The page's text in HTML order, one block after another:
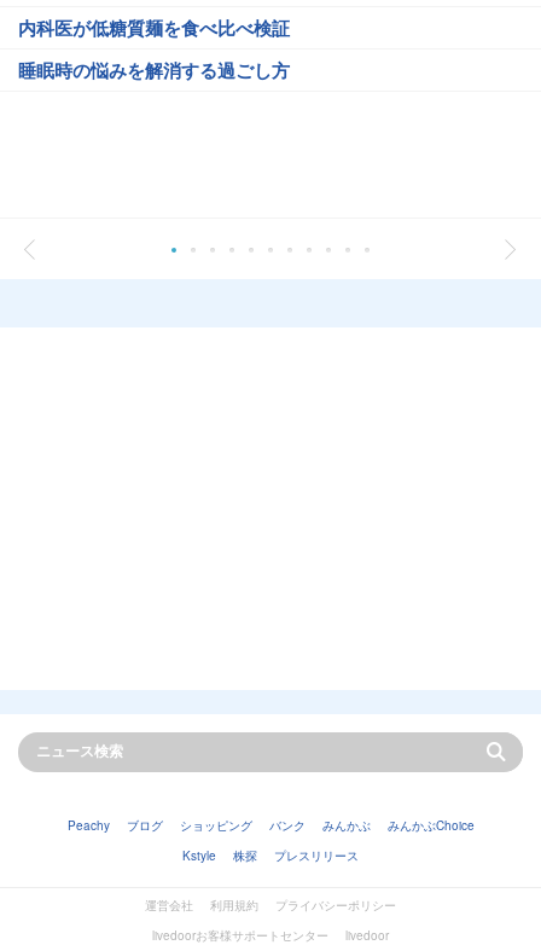
内科医が低糖質麺を食べ比べ検証
睡眠時の悩みを解消する過ごし方
Peachy ブログ ショッピング バンク みんかぶ
みんかぶChoice
Kstyle
株探 プレスリリース
運営会社 利用規約
プライバシーポリシー
livedoorお客様サポートセンター
livedoor